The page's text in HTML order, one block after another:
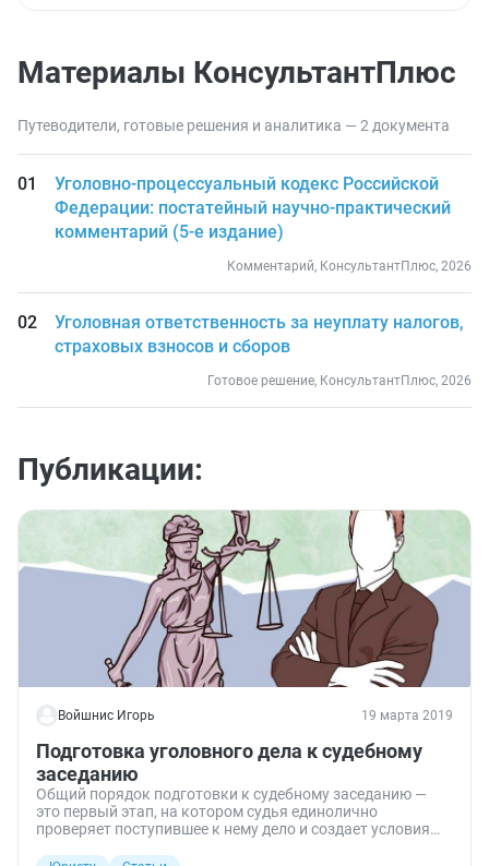
Материалы КонсультантПлюс
Путеводители, готовые решения и аналитика — 2 документа
Уголовно-процессуальный кодекс Российской
Федерации: постатейный научно-практический
комментарий (5-е издание)
Комментарий, КонсультантПлюс, 2026
Уголовная ответственность за неуплату налогов,
страховых взносов и сборов
Готовое решение, КонсультантПлюс, 2026
Публикации:
Войшнис Игорь 19 марта 2019
Подготовка уголовного дела к судебному
заседанию
Общий порядок подготовки к судебному заседанию —
это первый этап, на котором судья единолично
проверяет поступившее к нему дело и создает условия